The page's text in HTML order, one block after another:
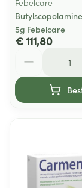
Febelcare
5g Febelcare
€ 111,80